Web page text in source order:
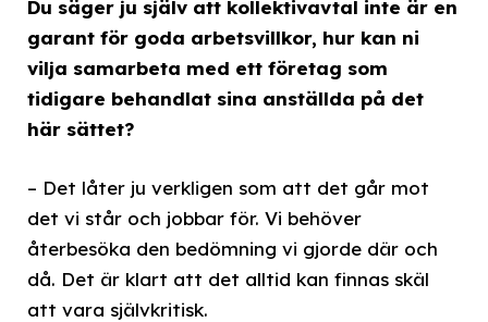
Du säger ju själv att kollektivavtal inte är en
garant för goda arbetsvillkor, hur kan ni
vilja samarbeta med ett företag som
tidigare behandlat sina anställda på det
här sättet?
– Det låter ju verkligen som att det går mot
det vi står och jobbar för. Vi behöver
återbesöka den bedömning vi gjorde där och
då. Det är klart att det alltid kan finnas skäl
att vara självkritisk.